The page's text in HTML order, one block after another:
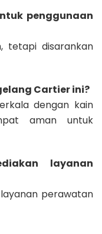
penggunaan
tetapi disarankan
Cartier ini?
dengan kain
aman untuk
layanan
perawatan